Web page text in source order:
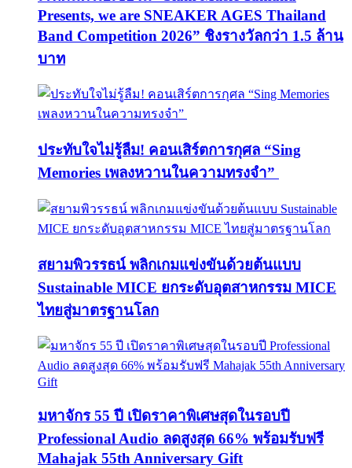
Presents, we are SNEAKER AGES Thailand
Band Competition 2026” ชิงรางวัลกว่า 1.5 ล้าน
บาท
ประทับใจไม่รู้ลืม! คอนเสิร์ตการกุศล “Sing
Memories เพลงหวานในความทรงจำ”
สยามพิวรรธน์ พลิกเกมแข่งขันด้วยต้นแบบ
Sustainable MICE ยกระดับอุตสาหกรรม MICE
ไทยสู่มาตรฐานโลก
มหาจักร 55 ปี เปิดราคาพิเศษสุดในรอบปี
Professional Audio ลดสูงสุด 66% พร้อมรับฟรี
Mahajak 55th Anniversary Gift